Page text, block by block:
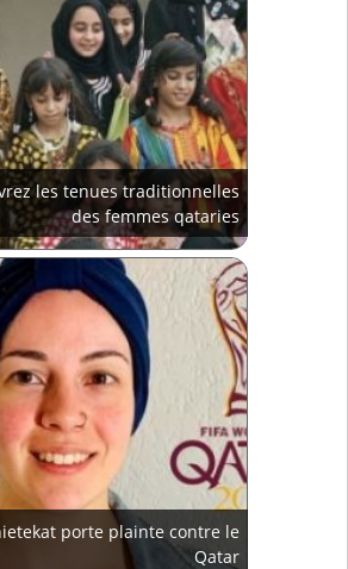
les tenues traditionnelles
des femmes qataries
porte plainte contre le
Qatar